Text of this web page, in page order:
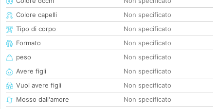
Colore capelli
Non specificato
Tipo di corpo
Non specificato
Formato
Non specificato
peso
Non specificato
Avere figli
Non specificato
Vuoi avere figli
Non specificato
Mosso dall'amore
Non specificato